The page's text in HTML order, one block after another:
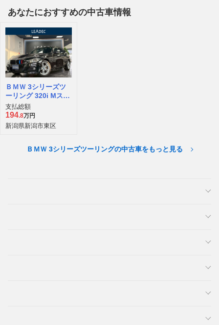
あなたにおすすめの中古車情報
ＢＭＷ 3シリーズツ
ーリング 320i Mスポ
ーツ
支払総額
194.8万円
新潟県新潟市東区
ＢＭＷ 3シリーズツーリングの中古車をもっと見る